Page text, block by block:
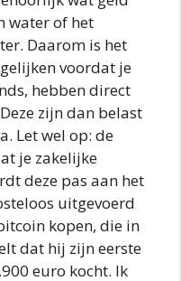
water of het
Daarom is het
voordat je
hebben direct
zijn dan belast
Let wel op: de
je zakelijke
deze pas aan het
uitgevoerd
kopen, die in
dat hij zijn eerste
euro kocht. Ik